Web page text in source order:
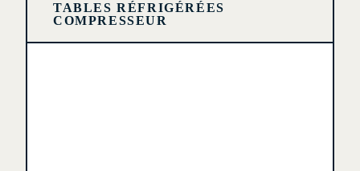
TABLES RÉFRIGÉRÉES
COMPRESSEUR